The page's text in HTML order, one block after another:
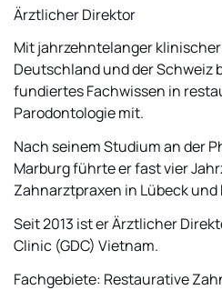
Ärztlicher Direktor
Mit jahrzehntelanger
Deutschland und der Schweiz
fundiertes Fachwissen in
Parodontologie mit.
Nach seinem Studium an der
Marburg führte er fast vier
Zahnarztpraxen in Lübeck und
Seit 2013 ist er Ärztlicher
Clinic (GDC) Vietnam.
Fachgebiete: Restaurative